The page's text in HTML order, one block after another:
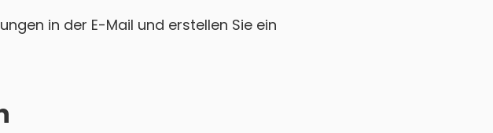
in der E-Mail und erstellen Sie ein